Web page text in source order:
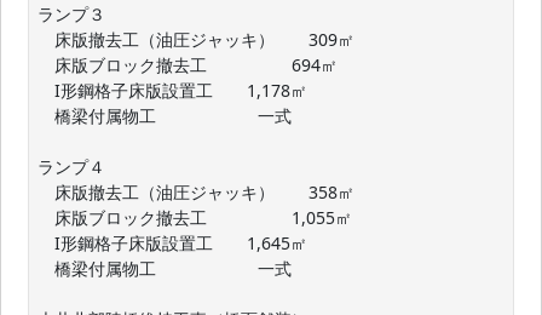
ランプ３
床版撤去工（油圧ジャッキ）　　309㎡
床版ブロック撤去工　　　　　694㎡
I形鋼格子床版設置工　　1,178㎡
橋梁付属物工　　　　　　一式
ランプ４
床版撤去工（油圧ジャッキ）　　358㎡
床版ブロック撤去工　　　　　1,055㎡
I形鋼格子床版設置工　　1,645㎡
橋梁付属物工　　　　　　一式